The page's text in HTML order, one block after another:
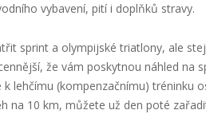
vybavení, pití i doplňků stravy.
sprint a olympijské triatlony, ale
že vám poskytnou náhled na
lehčímu (kompenzačnímu) tréninku
na 10 km, můžete už den poté